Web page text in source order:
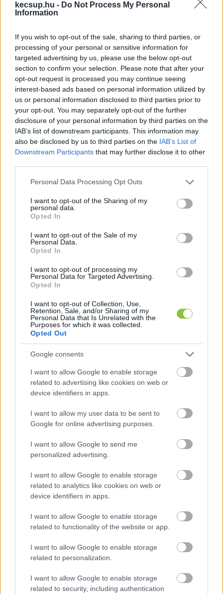
kecsup.hu - Do Not Process My Personal
Information
If you wish to opt-out of the sale, sharing to third parties, or
processing of your personal or sensitive information for
targeted advertising by us, please use the below opt-out
section to confirm your selection. Please note that after your
opt-out request is processed you may continue seeing
interest-based ads based on personal information utilized by
us or personal information disclosed to third parties prior to
your opt-out. You may separately opt-out of the further
disclosure of your personal information by third parties on the
IAB’s list of downstream participants. This information may
also be disclosed by us to third parties on the IAB’s List of
Downstream Participants that may further disclose it to other
Please note that this website/app uses one or more Google
not limited to your visit or usage behaviour. You may click to
grant or deny consent to Google and its third-party tags to
use your data for below specified purposes in below Google
consent section.
Personal Data Processing Opt Outs
I want to opt-out of the Sharing of my
personal data.
Opted In
I want to opt-out of the Sale of my
Personal Data.
Opted In
I want to opt-out of processing my
Personal Data for Targeted Advertising.
Opted In
I want to opt-out of Collection, Use,
Retention, Sale, and/or Sharing of my
Personal Data that Is Unrelated with the
Purposes for which it was collected.
Opted Out
Google consents
I want to allow Google to enable storage
related to advertising like cookies on web or
device identifiers in apps.
I want to allow my user data to be sent to
Google for online advertising purposes.
I want to allow Google to send me
personalized advertising.
I want to allow Google to enable storage
related to analytics like cookies on web or
device identifiers in apps.
I want to allow Google to enable storage
related to functionality of the website or app.
I want to allow Google to enable storage
related to personalization.
I want to allow Google to enable storage
related to security, including authentication
Jelentkezz be a KecsUP-ra!
egymást.
BELÉPÉS
NAGYVILÁGBAN
Mit keres a tiszakécskei Duna
Aszfalt Közép-Afrikában? – A kongói
gigaberuházás története és a
politikai vita háttere
A tiszakécskei székhelyű Duna Aszfalt nem egy hazai
autópálya miatt került reflektorfénybe, hanem egy 126
Falusi Norbert
A beteg platánok száraz ágait
vágták le a csontszáraz
Vasútkertben
„A sejtburjánzással érintett fáknak jól látható tünetei
vannak, ugyanakkor jelenleg nincs ellene hatékony
gyógymód” – válaszolta a KecsUP Hírek kérdésére még
július elején Burszki Darinka főkertész.
Falusi Norbert 2026. 07. 27.